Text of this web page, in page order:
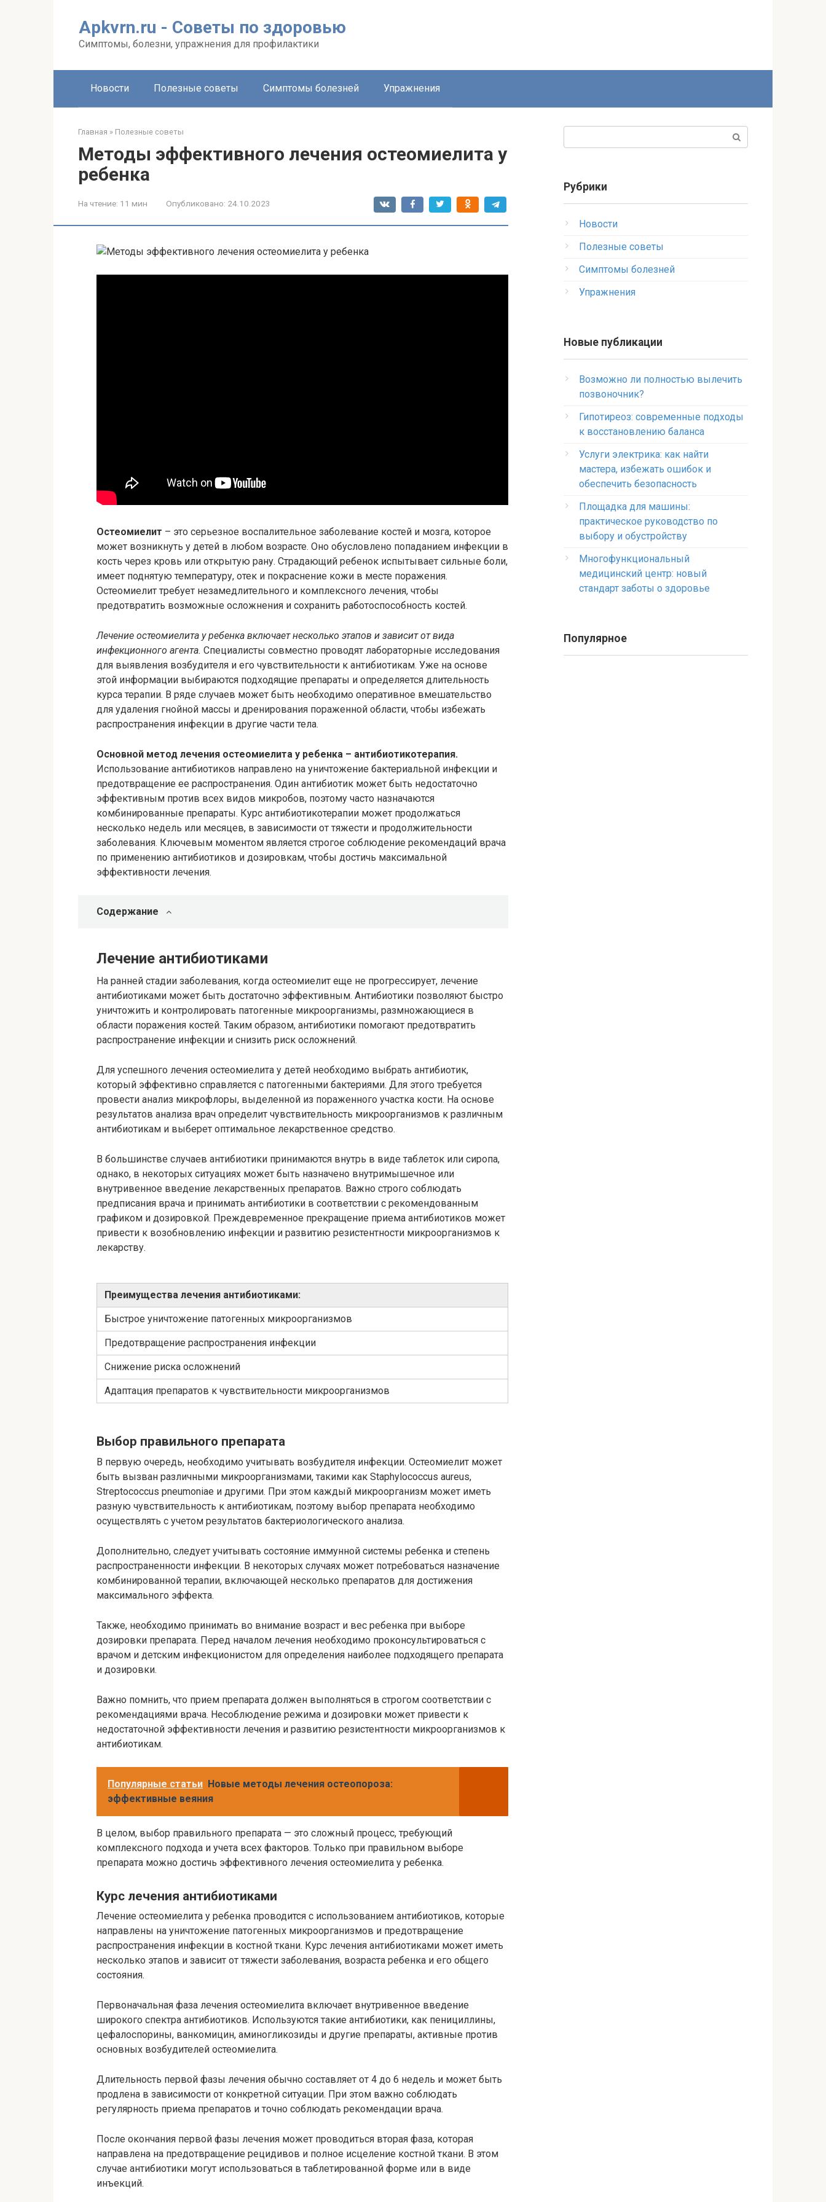
Apkvrn.ru - Советы по здоровью
Симптомы, болезни, упражнения для профилактики
Новости Полезные советы Симптомы болезней Упражнения
Главная » Полезные советы
Методы эффективного лечения остеомиелита у
ребенка
На чтение: 11 мин Опубликовано: 24.10.2023
Остеомиелит – это серьезное воспалительное заболевание костей и мозга, которое
может возникнуть у детей в любом возрасте. Оно обусловлено попаданием инфекции в
кость через кровь или открытую рану. Страдающий ребенок испытывает сильные боли,
имеет поднятую температуру, отек и покраснение кожи в месте поражения.
Остеомиелит требует незамедлительного и комплексного лечения, чтобы
предотвратить возможные осложнения и сохранить работоспособность костей.
Лечение остеомиелита у ребенка включает несколько этапов и зависит от вида
инфекционного агента. Специалисты совместно проводят лабораторные исследования
для выявления возбудителя и его чувствительности к антибиотикам. Уже на основе
этой информации выбираются подходящие препараты и определяется длительность
курса терапии. В ряде случаев может быть необходимо оперативное вмешательство
для удаления гнойной массы и дренирования пораженной области, чтобы избежать
распространения инфекции в другие части тела.
Основной метод лечения остеомиелита у ребенка – антибиотикотерапия.
Использование антибиотиков направлено на уничтожение бактериальной инфекции и
предотвращение ее распространения. Один антибиотик может быть недостаточно
эффективным против всех видов микробов, поэтому часто назначаются
комбинированные препараты. Курс антибиотикотерапии может продолжаться
несколько недель или месяцев, в зависимости от тяжести и продолжительности
заболевания. Ключевым моментом является строгое соблюдение рекомендаций врача
по применению антибиотиков и дозировкам, чтобы достичь максимальной
эффективности лечения.
Содержание
Лечение антибиотиками
На ранней стадии заболевания, когда остеомиелит еще не прогрессирует, лечение
антибиотиками может быть достаточно эффективным. Антибиотики позволяют быстро
уничтожить и контролировать патогенные микроорганизмы, размножающиеся в
области поражения костей. Таким образом, антибиотики помогают предотвратить
распространение инфекции и снизить риск осложнений.
Для успешного лечения остеомиелита у детей необходимо выбрать антибиотик,
который эффективно справляется с патогенными бактериями. Для этого требуется
провести анализ микрофлоры, выделенной из пораженного участка кости. На основе
результатов анализа врач определит чувствительность микроорганизмов к различным
антибиотикам и выберет оптимальное лекарственное средство.
В большинстве случаев антибиотики принимаются внутрь в виде таблеток или сиропа,
однако, в некоторых ситуациях может быть назначено внутримышечное или
внутривенное введение лекарственных препаратов. Важно строго соблюдать
предписания врача и принимать антибиотики в соответствии с рекомендованным
графиком и дозировкой. Преждевременное прекращение приема антибиотиков может
привести к возобновлению инфекции и развитию резистентности микроорганизмов к
лекарству.
Преимущества лечения антибиотиками:
Быстрое уничтожение патогенных микроорганизмов
Предотвращение распространения инфекции
Снижение риска осложнений
Адаптация препаратов к чувствительности микроорганизмов
Выбор правильного препарата
В первую очередь, необходимо учитывать возбудителя инфекции. Остеомиелит может
быть вызван различными микроорганизмами, такими как Staphylococcus aureus,
Streptococcus pneumoniae и другими. При этом каждый микроорганизм может иметь
разную чувствительность к антибиотикам, поэтому выбор препарата необходимо
осуществлять с учетом результатов бактериологического анализа.
Дополнительно, следует учитывать состояние иммунной системы ребенка и степень
распространенности инфекции. В некоторых случаях может потребоваться назначение
комбинированной терапии, включающей несколько препаратов для достижения
максимального эффекта.
Также, необходимо принимать во внимание возраст и вес ребенка при выборе
дозировки препарата. Перед началом лечения необходимо проконсультироваться с
врачом и детским инфекционистом для определения наиболее подходящего препарата
и дозировки.
Важно помнить, что прием препарата должен выполняться в строгом соответствии с
рекомендациями врача. Несоблюдение режима и дозировки может привести к
недостаточной эффективности лечения и развитию резистентности микроорганизмов к
антибиотикам.
Популярные статьи Новые методы лечения остеопороза:
эффективные веяния
В целом, выбор правильного препарата — это сложный процесс, требующий
комплексного подхода и учета всех факторов. Только при правильном выборе
препарата можно достичь эффективного лечения остеомиелита у ребенка.
Курс лечения антибиотиками
Лечение остеомиелита у ребенка проводится с использованием антибиотиков, которые
направлены на уничтожение патогенных микроорганизмов и предотвращение
распространения инфекции в костной ткани. Курс лечения антибиотиками может иметь
несколько этапов и зависит от тяжести заболевания, возраста ребенка и его общего
состояния.
Первоначальная фаза лечения остеомиелита включает внутривенное введение
широкого спектра антибиотиков. Используются такие антибиотики, как пенициллины,
цефалоспорины, ванкомицин, аминогликозиды и другие препараты, активные против
основных возбудителей остеомиелита.
Длительность первой фазы лечения обычно составляет от 4 до 6 недель и может быть
продлена в зависимости от конкретной ситуации. При этом важно соблюдать
регулярность приема препаратов и точно соблюдать рекомендации врача.
После окончания первой фазы лечения может проводиться вторая фаза, которая
направлена на предотвращение рецидивов и полное исцеление костной ткани. В этом
случае антибиотики могут использоваться в таблетированной форме или в виде
инъекций.
Рубрики
Новости
Полезные советы
Симптомы болезней
Упражнения
Новые публикации
Возможно ли полностью вылечить
позвоночник?
Гипотиреоз: современные подходы
к восстановлению баланса
Услуги электрика: как найти
мастера, избежать ошибок и
обеспечить безопасность
Площадка для машины:
практическое руководство по
выбору и обустройству
Многофункциональный
медицинский центр: новый
стандарт заботы о здоровье
Популярное